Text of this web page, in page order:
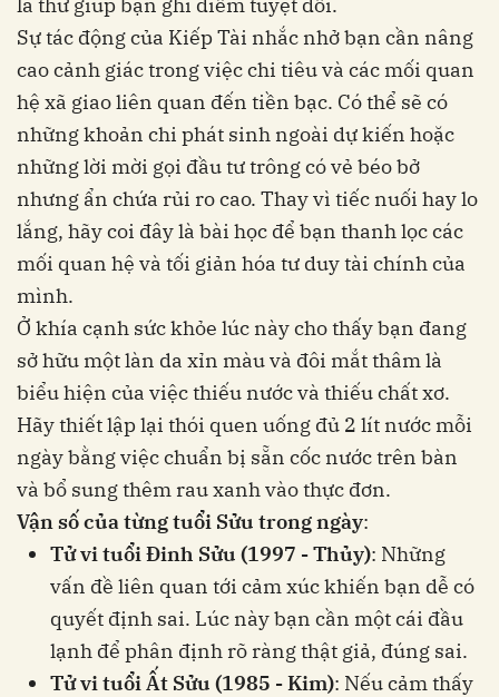
Sự tác động của Kiếp Tài nhắc nhở bạn cần nâng
cao cảnh giác trong việc chi tiêu và các mối quan
hệ xã giao liên quan đến tiền bạc. Có thể sẽ có
những khoản chi phát sinh ngoài dự kiến hoặc
những lời mời gọi đầu tư trông có vẻ béo bở
nhưng ẩn chứa rủi ro cao. Thay vì tiếc nuối hay lo
lắng, hãy coi đây là bài học để bạn thanh lọc các
mối quan hệ và tối giản hóa tư duy tài chính của
mình.
Ở khía cạnh sức khỏe lúc này cho thấy bạn đang
sở hữu một làn da xỉn màu và đôi mắt thâm là
biểu hiện của việc thiếu nước và thiếu chất xơ.
Hãy thiết lập lại thói quen uống đủ 2 lít nước mỗi
ngày bằng việc chuẩn bị sẵn cốc nước trên bàn
và bổ sung thêm rau xanh vào thực đơn.
Vận số của từng tuổi Sửu trong ngày:
Tử vi tuổi Đinh Sửu (1997 - Thủy): Những
vấn đề liên quan tới cảm xúc khiến bạn dễ có
quyết định sai. Lúc này bạn cần một cái đầu
lạnh để phân định rõ ràng thật giả, đúng sai.
Tử vi tuổi Ất Sửu (1985 - Kim): Nếu cảm thấy